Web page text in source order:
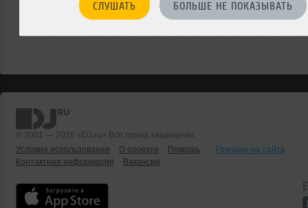
СЛУШАТЬ БОЛЬШЕ НЕ ПОКАЗЫВАТЬ
© 2001 — 2026 «DJ.ru» Все права защищены.
Условия использования
О проекте Помощь
Реклама на сайте
Контактная информация
Вакансии